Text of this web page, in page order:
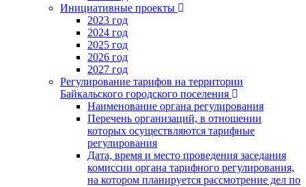
Инициативные проекты
2023 год
2024 год
2025 год
2026 год
2027 год
Регулирование тарифов на территории
Байкальского городского поселения
Наименование органа регулирования
Перечень организаций, в отношении
которых осуществляются тарифные
регулирования
Дата, время и место проведения заседания
комиссии органа тарифного регулирования,
на котором планируется рассмотрение дел по